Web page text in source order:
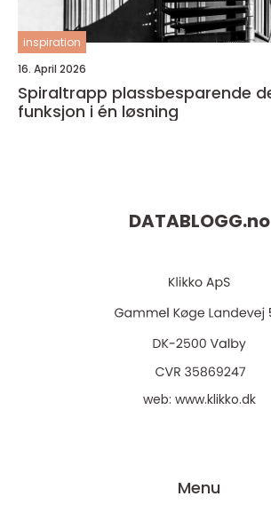
inspiration
16. April 2026
Spiraltrapp plassbesparende design og
funksjon i én løsning
DATABLOGG.no
web: www.klikko.dk
Menu